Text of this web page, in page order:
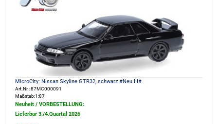
MicroCity: Nissan Skyline GTR32, schwarz #Neu III#
Art.Nr.: 87MC000091
Maßstab:1:87
Neuheit / VORBESTELLUNG:
Lieferbar 3./4.Quartal 2026